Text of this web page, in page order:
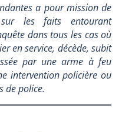
a pour mission de
les faits entourant
dans tous les cas où
en service, décède, subit
par une arme à feu
intervention policière ou
de police.